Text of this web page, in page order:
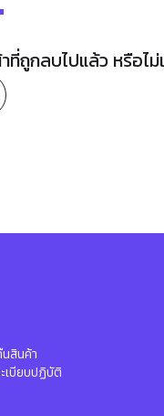
ถูกลบไปแล้ว หรือไ
สินค้า
เบียบปฏิบัติ